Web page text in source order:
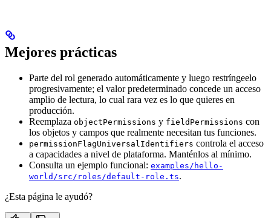
Mejores prácticas
Parte del rol generado automáticamente y luego restríngeelo
progresivamente; el valor predeterminado concede un acceso
amplio de lectura, lo cual rara vez es lo que quieres en
producción.
Reemplaza objectPermissions y fieldPermissions con
los objetos y campos que realmente necesitan tus funciones.
permissionFlagUniversalIdentifiers controla el acceso
a capacidades a nivel de plataforma. Manténlos al mínimo.
Consulta un ejemplo funcional: examples/hello-
world/src/roles/default-role.ts.
¿Esta página le ayudó?